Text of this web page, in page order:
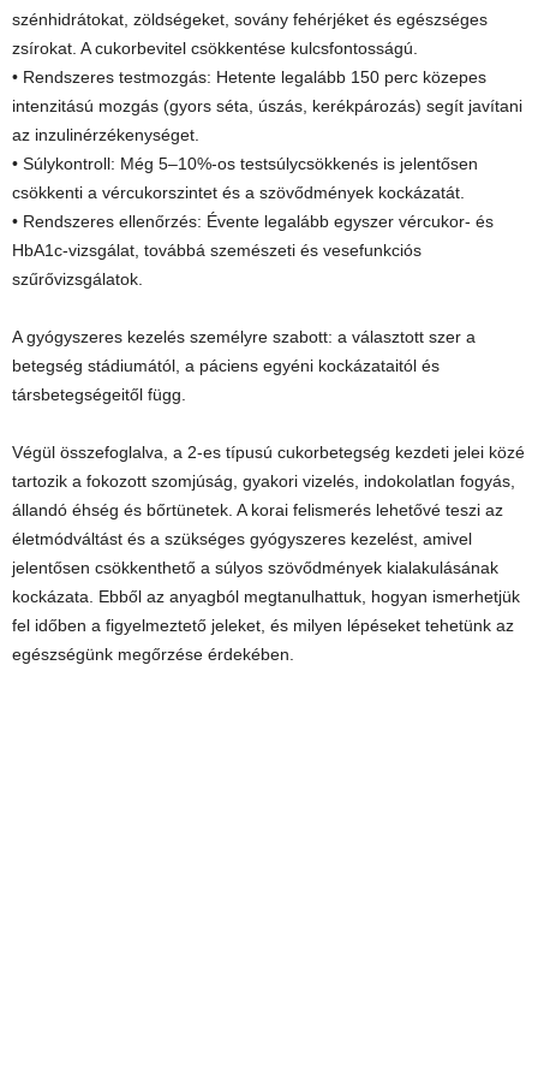
szénhidrátokat, zöldségeket, sovány fehérjéket és egészséges
zsírokat. A cukorbevitel csökkentése kulcsfontosságú.
• Rendszeres testmozgás: Hetente legalább 150 perc közepes
intenzitású mozgás (gyors séta, úszás, kerékpározás) segít javítani
az inzulinérzékenységet.
• Súlykontroll: Még 5–10%-os testsúlycsökkenés is jelentősen
csökkenti a vércukorszintet és a szövődmények kockázatát.
• Rendszeres ellenőrzés: Évente legalább egyszer vércukor- és
HbA1c-vizsgálat, továbbá szemészeti és vesefunkciós
szűrővizsgálatok.
A gyógyszeres kezelés személyre szabott: a választott szer a
betegség stádiumától, a páciens egyéni kockázataitól és
társbetegségeitől függ.
Végül összefoglalva, a 2-es típusú cukorbetegség kezdeti jelei közé
tartozik a fokozott szomjúság, gyakori vizelés, indokolatlan fogyás,
állandó éhség és bőrtünetek. A korai felismerés lehetővé teszi az
életmódváltást és a szükséges gyógyszeres kezelést, amivel
jelentősen csökkenthető a súlyos szövődmények kialakulásának
kockázata. Ebből az anyagból megtanulhattuk, hogyan ismerhetjük
fel időben a figyelmeztető jeleket, és milyen lépéseket tehetünk az
egészségünk megőrzése érdekében.